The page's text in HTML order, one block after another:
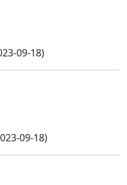
09-18)
09-18)